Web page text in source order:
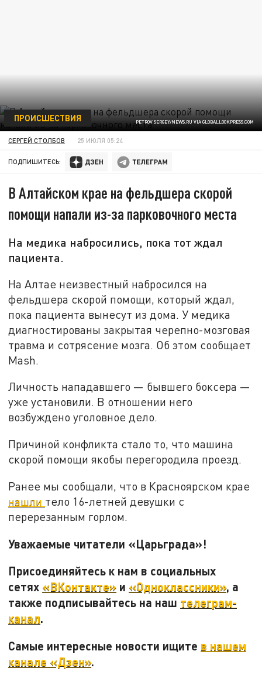
PETROV SERGEY/NEWS.RU VIA GLOBALLOOKPRESS.COM
ПРОИСШЕСТВИЯ
СЕРГЕЙ СТОЛБОВ 25 ИЮЛЯ 05:24
ПОДПИШИТЕСЬ:
В Алтайском крае на фельдшера скорой
помощи напали из-за парковочного места
На медика набросились, пока тот ждал
пациента.
На Алтае неизвестный набросился на
фельдшера скорой помощи, который ждал,
пока пациента вынесут из дома. У медика
диагностированы закрытая черепно-мозговая
травма и сотрясение мозга. Об этом сообщает
Mash.
Личность нападавшего — бывшего боксера —
уже установили. В отношении него
возбуждено уголовное дело.
Причиной конфликта стало то, что машина
скорой помощи якобы перегородила проезд.
Ранее мы сообщали, что в Красноярском крае
нашли тело 16-летней девушки с
перерезанным горлом.
Уважаемые читатели «Царьграда»!
Присоединяйтесь к нам в социальных
сетях «ВКонтакте» и «Одноклассники», а
также подписывайтесь на наш телеграм-
канал.
Самые интересные новости ищите в нашем
канале «Дзен».